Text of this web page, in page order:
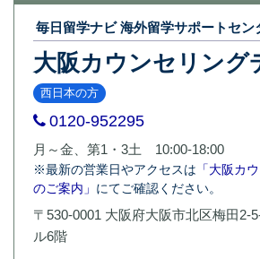
毎日留学ナビ 海外留学サポートセン
大阪カウンセリング
西日本の方
0120-952295
月～金、第1・3土 10:00-18:00
※最新の営業日やアクセスは 「大阪カ
のご案内」 にてご確認ください。
〒530-0001 大阪府大阪市北区梅田
ル6階